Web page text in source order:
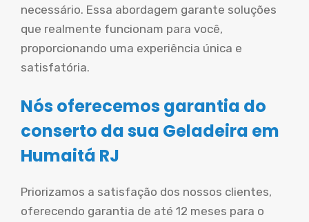
necessário. Essa abordagem garante soluções
que realmente funcionam para você,
proporcionando uma experiência única e
satisfatória.
Nós oferecemos garantia do
conserto da sua Geladeira em
Humaitá RJ
Priorizamos a satisfação dos nossos clientes,
oferecendo garantia de até 12 meses para o